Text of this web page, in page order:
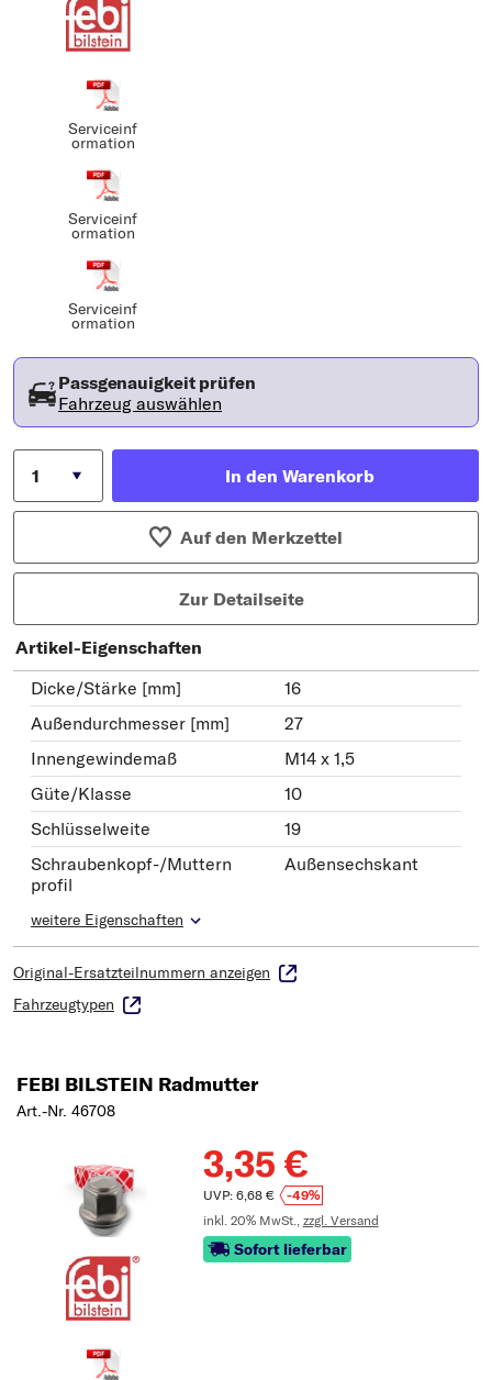
Serviceinf
ormation
Serviceinf
ormation
Serviceinf
ormation
Passgenauigkeit prüfen
Fahrzeug auswählen
In den Warenkorb
Auf den Merkzettel
Zur Detailseite
Artikel-Eigenschaften
Dicke/Stärke [mm]
16
Außendurchmesser [mm]
27
Innengewindemaß
M14 x 1,5
Güte/Klasse
10
Schlüsselweite
19
Schraubenkopf-/Muttern
profil
Außensechskant
weitere Eigenschaften
Original-Ersatzteilnummern anzeigen
Fahrzeugtypen
FEBI BILSTEIN Radmutter
Art.-Nr. 46708
3,35 €
UVP: 6,68 €
-49%
inkl. 20% MwSt., zzgl. Versand
Sofort lieferbar